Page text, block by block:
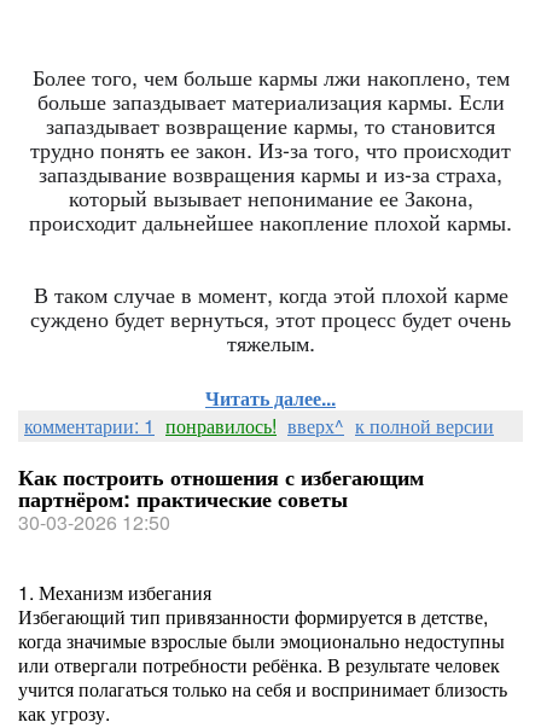
Более того, чем больше кармы лжи накоплено, тем
больше запаздывает материализация кармы. Если
запаздывает возвращение кармы, то становится
трудно понять ее закон. Из-за того, что происходит
запаздывание возвращения кармы и из-за страха,
который вызывает непонимание ее Закона,
происходит дальнейшее накопление плохой кармы.
В таком случае в момент, когда этой плохой карме
суждено будет вернуться, этот процесс будет очень
тяжелым.
Читать далее...
комментарии: 1 понравилось! вверх^ к полной версии
Как построить отношения с избегающим
партнёром: практические советы
30-03-2026 12:50
1. Механизм избегания
Избегающий тип привязанности формируется в детстве,
когда значимые взрослые были эмоционально недоступны
или отвергали потребности ребёнка. В результате человек
учится полагаться только на себя и воспринимает близость
как угрозу.